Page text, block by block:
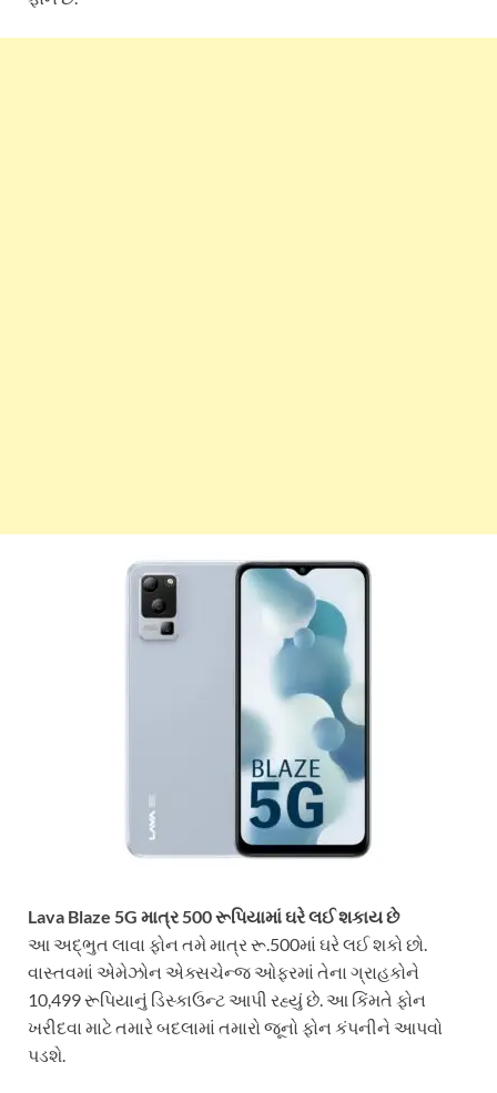
Lava Blaze 5G માત્ર 500 રૂપિયામાં ઘરે લઈ શકાય છે
આ અદ્ભુત લાવા ફોન તમે માત્ર રૂ.500માં ઘરે લઈ શકો છો.
વાસ્તવમાં એમેઝોન એક્સચેન્જ ઓફરમાં તેના ગ્રાહકોને
10,499 રૂપિયાનું ડિસ્કાઉન્ટ આપી રહ્યું છે. આ કિંમતે ફોન
ખરીદવા માટે તમારે બદલામાં તમારો જૂનો ફોન કંપનીને આપવો
પડશે.